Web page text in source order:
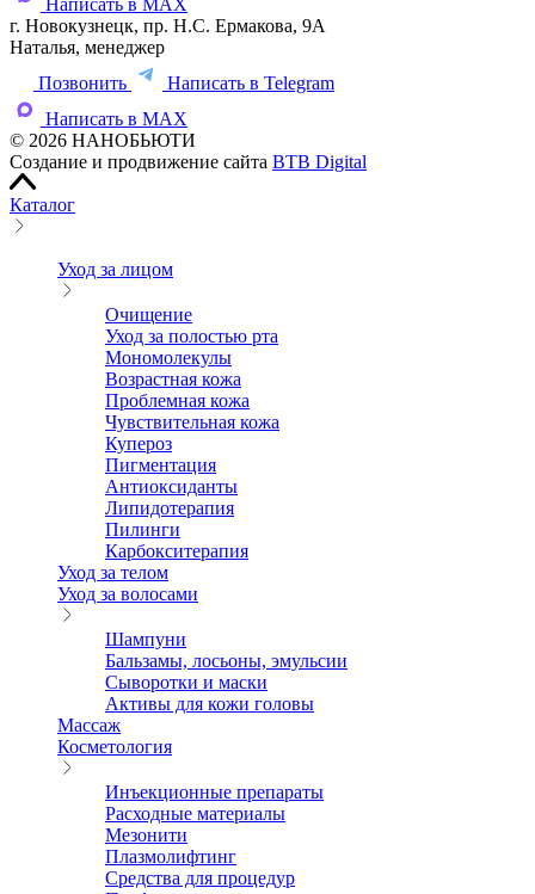
г. Новокузнецк, пр. Н.С. Ермакова, 9А
Наталья, менеджер
Позвонить
Написать в Telegram
Написать в MAX
© 2026 НАНОБЬЮТИ
Создание и продвижение сайта BTB Digital
Каталог
Уход за лицом
Очищение
Уход за полостью рта
Мономолекулы
Возрастная кожа
Проблемная кожа
Чувствительная кожа
Купероз
Пигментация
Антиоксиданты
Липидотерапия
Пилинги
Карбокситерапия
Уход за телом
Уход за волосами
Шампуни
Бальзамы, лосьоны, эмульсии
Сыворотки и маски
Активы для кожи головы
Массаж
Косметология
Инъекционные препараты
Расходные материалы
Мезонити
Плазмолифтинг
Средства для процедур